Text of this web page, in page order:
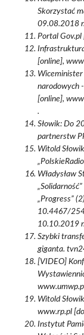
Skorzystać
09.08.2018
Portal Gov.pl
[online],
Wiceminister
narodowych
[online],
.
Słowik: Do
partnerstw
Witold
Władysław
„Progress”
10.4467/
10.10.2019
Szybki
giganta.
[VIDEO]
Witold
www.rp.pl
Instytut